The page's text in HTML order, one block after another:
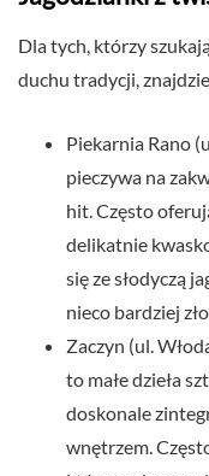
Dla tych, którzy
duchu tradycji,
Piekarnia Rano
pieczywa na
hit. Często
delikatnie
się ze słodyczą
nieco bardziej
Zaczyn (ul.
to małe dzieła
doskonale
wnętrzem.